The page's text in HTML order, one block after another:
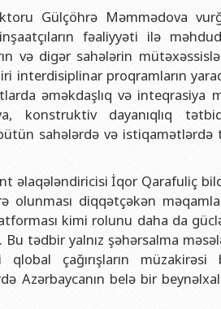
Gülçöhrə Məmmədova
fəaliyyəti ilə
və digər sahələrin
interdisiplinar proqramların
əməkdaşlıq və inteqrasiya
konstruktiv dayanıqlıq
sahələrdə və
əlaqələndiricisi İqor Qarafuliç
diqqətçəkən
kimi rolunu daha da
tədbir yalnız şəhərsalma
çağırışların müzakirəsi
Azərbaycanın belə bir